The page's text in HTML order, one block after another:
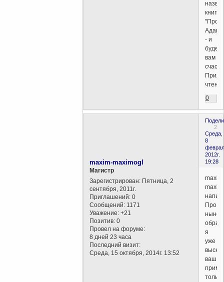
книги:
- и
будет
вам
0
2
Среда,
8
2012г.
19:28
maxim-maximogl
Магистр
Зарегистрирован: Пятница, 2
сентября, 2011г.
Приглашений: 0
Сообщений: 1171
Уважение: +21
Позитив: 0
Провел на форуме:
8 дней 23 часа
Последний визит:
Среда, 15 октября, 2014г. 13:52
Про
я
уже
ваш
только